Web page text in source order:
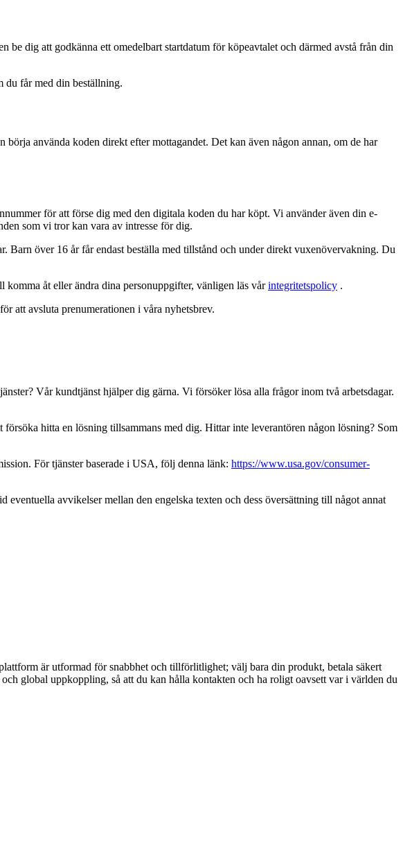
dig att godkänna ett omedelbart startdatum för köpeavtalet och därmed avstå från din
du får med din beställning.
använda koden direkt efter mottagandet. Det kan även någon annan, om de har
för att förse dig med den digitala koden du har köpt. Vi använder även din e-
som vi tror kan vara av intresse för dig.
Barn över 16 år får endast beställa med tillstånd och under direkt vuxenövervakning. Du
åt eller ändra dina personuppgifter, vänligen läs vårintegritetspolicy .
att avsluta prenumerationen i våra nyhetsbrev.
Vår kundtjänst hjälper dig gärna. Vi försöker lösa alla frågor inom två arbetsdagar.
hitta en lösning tillsammans med dig. Hittar inte leverantören någon lösning? Som
För tjänster baserade i USA, följ denna länk: https://www.usa.gov/consumer-
avvikelser mellan den engelska texten och dess översättning till något annat
är utformad för snabbhet och tillförlitlighet; välj bara din produkt, betala säkert
global uppkoppling, så att du kan hålla kontakten och ha roligt oavsett var i världen du